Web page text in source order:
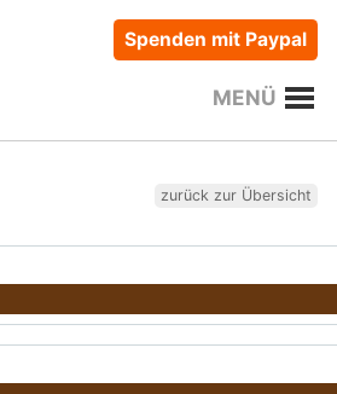
Spenden mit Paypal
MENÜ
zurück zur Übersicht